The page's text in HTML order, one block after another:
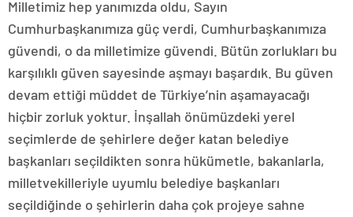
Milletimiz hep yanımızda oldu, Sayın
Cumhurbaşkanımıza güç verdi, Cumhurbaşkanımıza
güvendi, o da milletimize güvendi. Bütün zorlukları bu
karşılıklı güven sayesinde aşmayı başardık. Bu güven
devam ettiği müddet de Türkiye’nin aşamayacağı
hiçbir zorluk yoktur. İnşallah önümüzdeki yerel
seçimlerde de şehirlere değer katan belediye
başkanları seçildikten sonra hükümetle, bakanlarla,
milletvekilleriyle uyumlu belediye başkanları
seçildiğinde o şehirlerin daha çok projeye sahne